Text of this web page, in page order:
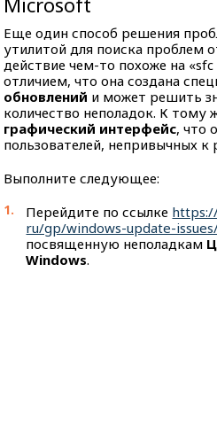
Еще один способ решения
утилитой для поиска проблем
действие чем-то похоже на
отличием, что она создана
обновлений и может решить
количество неполадок. К тому
графический интерфейс, что
пользователей, непривычных к
Выполните следующее:
Перейдите по ссылке
ru/gp/windows-update-
посвященную неполадкам
Windows.